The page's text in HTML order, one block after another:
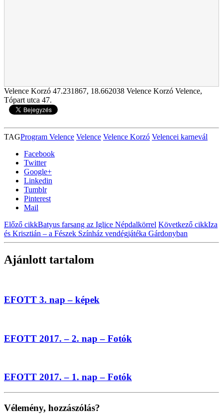
Velence Korzó 47.231867, 18.662038 Velence Korzó Velence,
Tópart utca 47.
TAGProgram Velence Velence Velence Korzó Velencei karnevál
Facebook
Twitter
Google+
Linkedin
Tumblr
Pinterest
Mail
Előző cikkBatyus farsang az Iglice Népdalkörrel Következő cikkIza
és Krisztián – a Fészek Színház vendégjátéka Gárdonyban
Ajánlott tartalom
EFOTT 3. nap – képek
EFOTT 2017. – 2. nap – Fotók
EFOTT 2017. – 1. nap – Fotók
Vélemény, hozzászólás?